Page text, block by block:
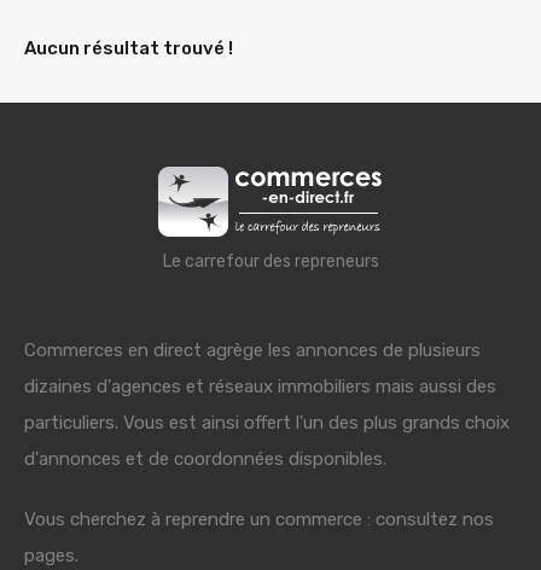
Aucun résultat trouvé !
Le carrefour des repreneurs
Commerces en direct agrège les annonces de plusieurs
dizaines d'agences et réseaux immobiliers mais aussi des
particuliers. Vous est ainsi offert l'un des plus grands choix
d'annonces et de coordonnées disponibles.
Vous cherchez à reprendre un commerce : consultez nos
pages.